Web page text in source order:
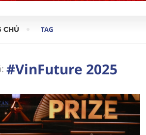
CHỦ TAG
#VinFuture 2025